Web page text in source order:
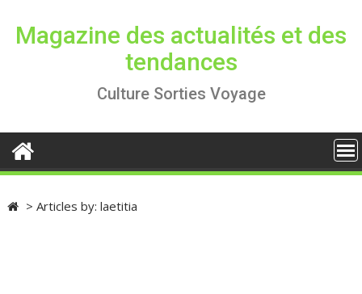
Magazine des actualités et des
tendances
Culture Sorties Voyage
>Articles by:laetitia